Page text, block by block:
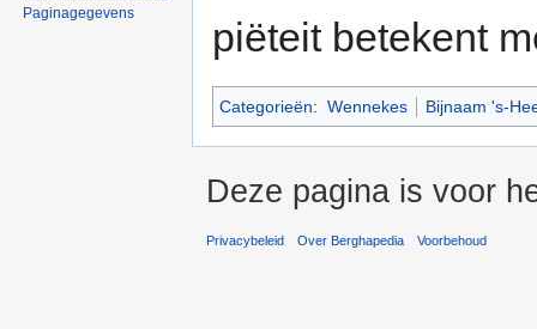
piëteit betekent
Categorieën: Wennekes Bijnaam 's-
Paginagegevens
Deze pagina is voor
Privacybeleid Over Berghapedia Voorbehoud